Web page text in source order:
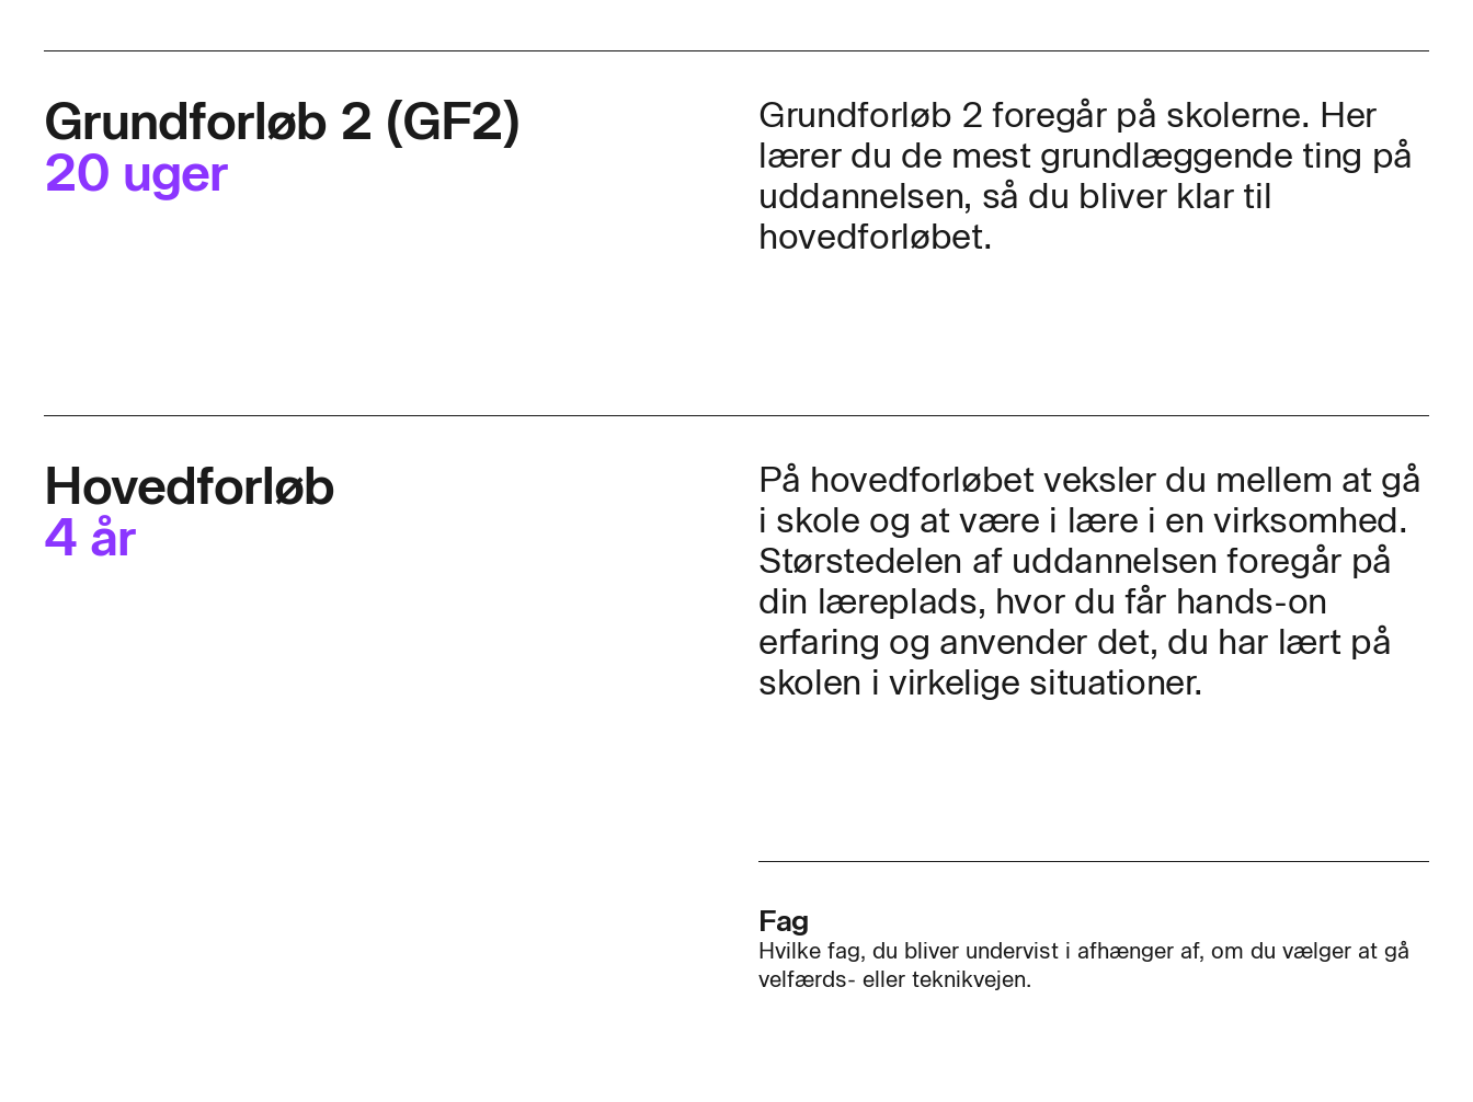
Grundforløb 2 (GF2)
20 uger
Grundforløb 2 foregår på skolerne. Her
lærer du de mest grundlæggende ting på
uddannelsen, så du bliver klar til
hovedforløbet.
Hovedforløb
4 år
På hovedforløbet veksler du mellem at gå
i skole og at være i lære i en virksomhed.
Størstedelen af uddannelsen foregår på
din læreplads, hvor du får hands-on
erfaring og anvender det, du har lært på
skolen i virkelige situationer.
Fag
Hvilke fag, du bliver undervist i afhænger af, om du vælger at gå
velfærds- eller teknikvejen.